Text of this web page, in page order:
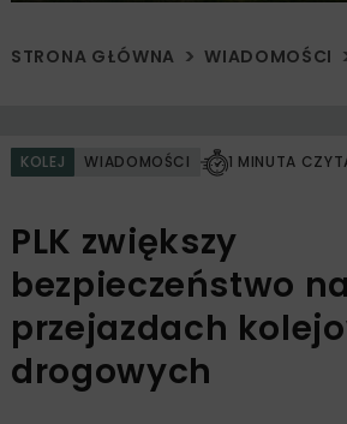
STRONA GŁÓWNA WIADOMOŚCI
KOLEJ WIADOMOŚCI 1 MINUTA
PLK zwiększy
bezpieczeństwo na
przejazdach
drogowych